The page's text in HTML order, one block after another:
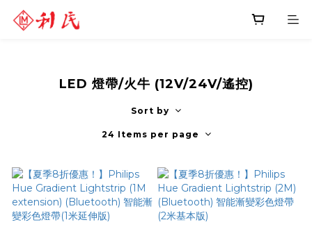
LED 燈帶/火牛 (12V/24V/遙控)
Sort by
24 Items per page